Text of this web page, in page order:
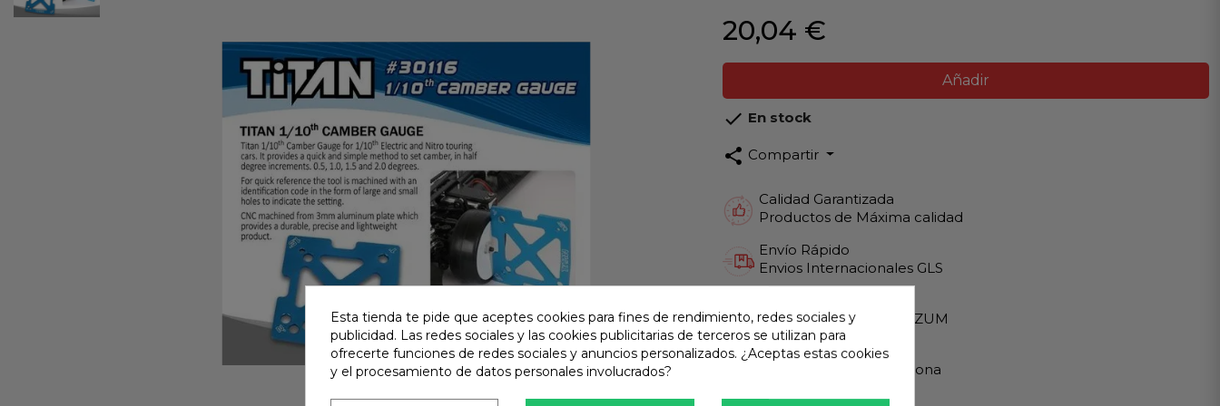
20,04 €
Añadir
 En stock
share Compartir
Calidad Garantizada
Productos de Máxima calidad
Envío Rápido
Envios Internacionales GLS
TARJETA - PAYPAL - BIZUM
Atención al cliente
Te atendemos en persona
Esta tienda te pide que aceptes cookies para fines de rendimiento, redes sociales y
publicidad. Las redes sociales y las cookies publicitarias de terceros se utilizan para
ofrecerte funciones de redes sociales y anuncios personalizados. ¿Aceptas estas cookies
y el procesamiento de datos personales involucrados?